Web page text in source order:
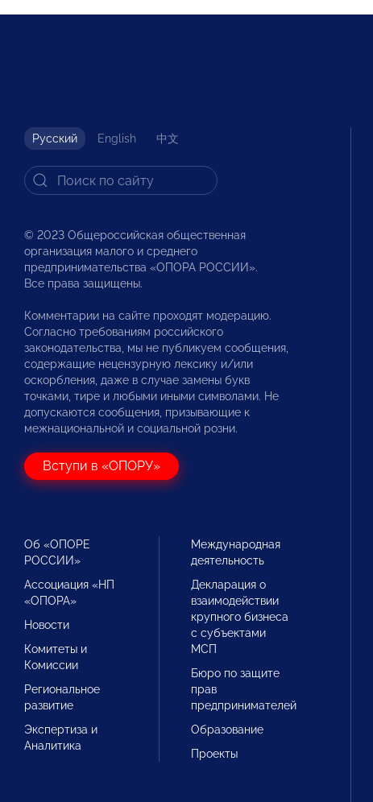
Русский English 中文
© 2023 Общероссийская общественная
организация малого и среднего
предпринимательства «ОПОРА РОССИИ».
Все права защищены.
Комментарии на сайте проходят модерацию.
Согласно требованиям российского
законодательства, мы не публикуем сообщения,
содержащие нецензурную лексику и/или
оскорбления, даже в случае замены букв
точками, тире и любыми иными символами. Не
допускаются сообщения, призывающие к
межнациональной и социальной розни.
Вступи в «ОПОРУ»
Об «ОПОРЕ
РОССИИ»
Ассоциация «НП
«ОПОРА»
Новости
Комитеты и
Комиссии
Региональное
развитие
Экспертиза и
Аналитика
Международная
деятельность
Декларация о
взаимодействии
крупного бизнеса
с субъектами
МСП
Бюро по защите
прав
предпринимателей
Образование
Проекты